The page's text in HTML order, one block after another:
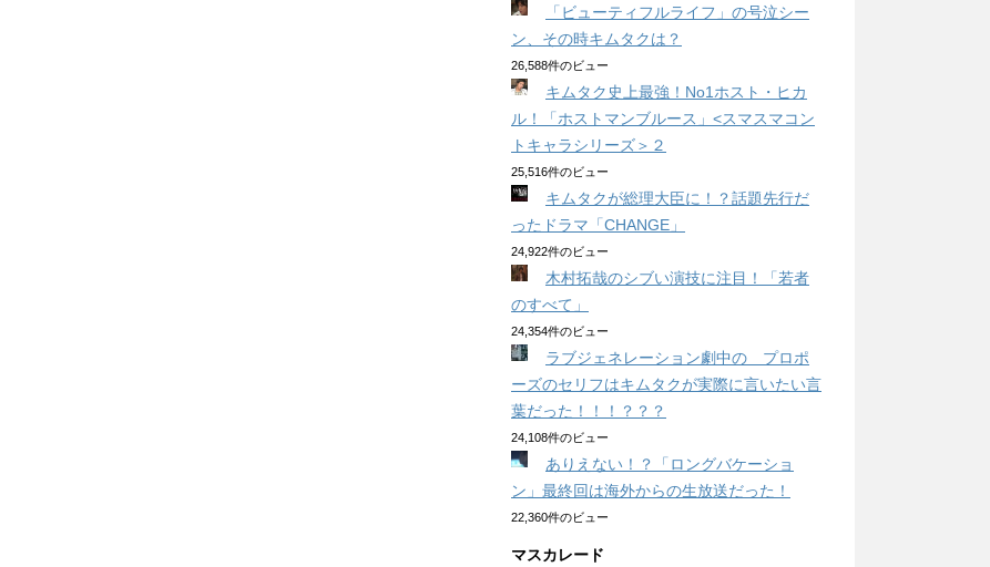
「ビューティフルライフ」の号泣シー
ン、その時キムタクは？
26,588件のビュー
キムタク史上最強！No1ホスト・ヒカ
ル！「ホストマンブルース」<スマスマコン
トキャラシリーズ＞２
25,516件のビュー
キムタクが総理大臣に！？話題先行だ
ったドラマ「CHANGE」
24,922件のビュー
木村拓哉のシブい演技に注目！「若者
のすべて」
24,354件のビュー
ラブジェネレーション劇中の プロポ
ーズのセリフはキムタクが実際に言いたい言
葉だった！！！？？？
24,108件のビュー
ありえない！？「ロングバケーショ
ン」最終回は海外からの生放送だった！
22,360件のビュー
マスカレード